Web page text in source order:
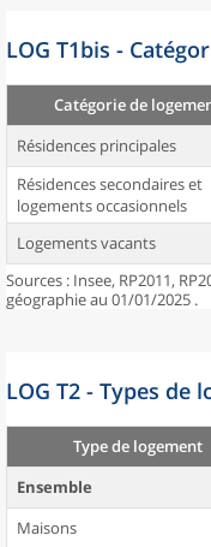
LOG T1bis -
Catégorie de
Résidences principales
Résidences secondaires et
logements occasionnels
Logements vacants
Sources : Insee, RP2011,
géographie au 01/01/2025 .
LOG T2 - Types de
Type de logement
Ensemble
Maisons